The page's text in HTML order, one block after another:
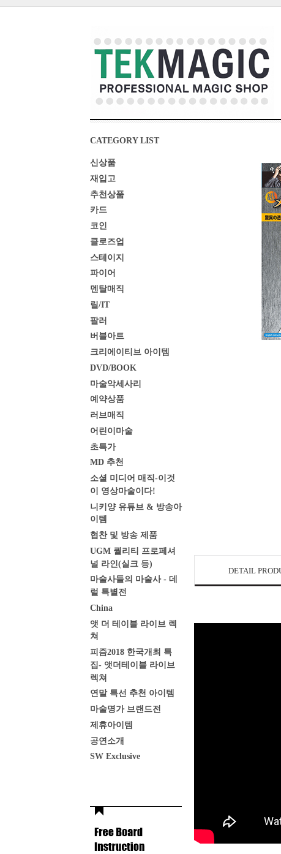
CATEGORY LIST
신상품
재입고
추천상품
카드
코인
클로즈업
스테이지
파이어
멘탈매직
릴/IT
팔러
버블아트
크리에이티브 아이템
DVD/BOOK
마술악세사리
예약상품
러브매직
어린이마술
초특가
MD 추천
소셜 미디어 매직-이것
이 영상마술이다!
니키양 유튜브 & 방송아
이템
협찬 및 방송 제품
UGM 퀄리티 프로페셔
널 라인(실크 등)
마술사들의 마술사 - 데
럴 특별전
China
앳 더 테이블 라이브 렉
쳐
피즘2018 한국개최 특
집- 앳더테이블 라이브
렉쳐
연말 특선 추천 아이템
마술명가 브랜드전
제휴아이템
공연소개
SW Exclusive
DETAIL